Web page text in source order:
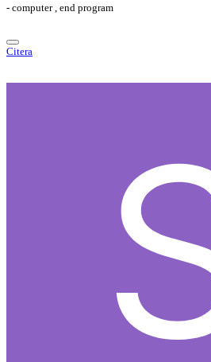
- computer , end program
Citera